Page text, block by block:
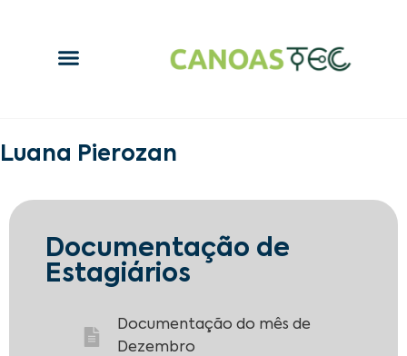
Luana Pierozan
Documentação de
Estagiários
Documentação do mês de
Dezembro